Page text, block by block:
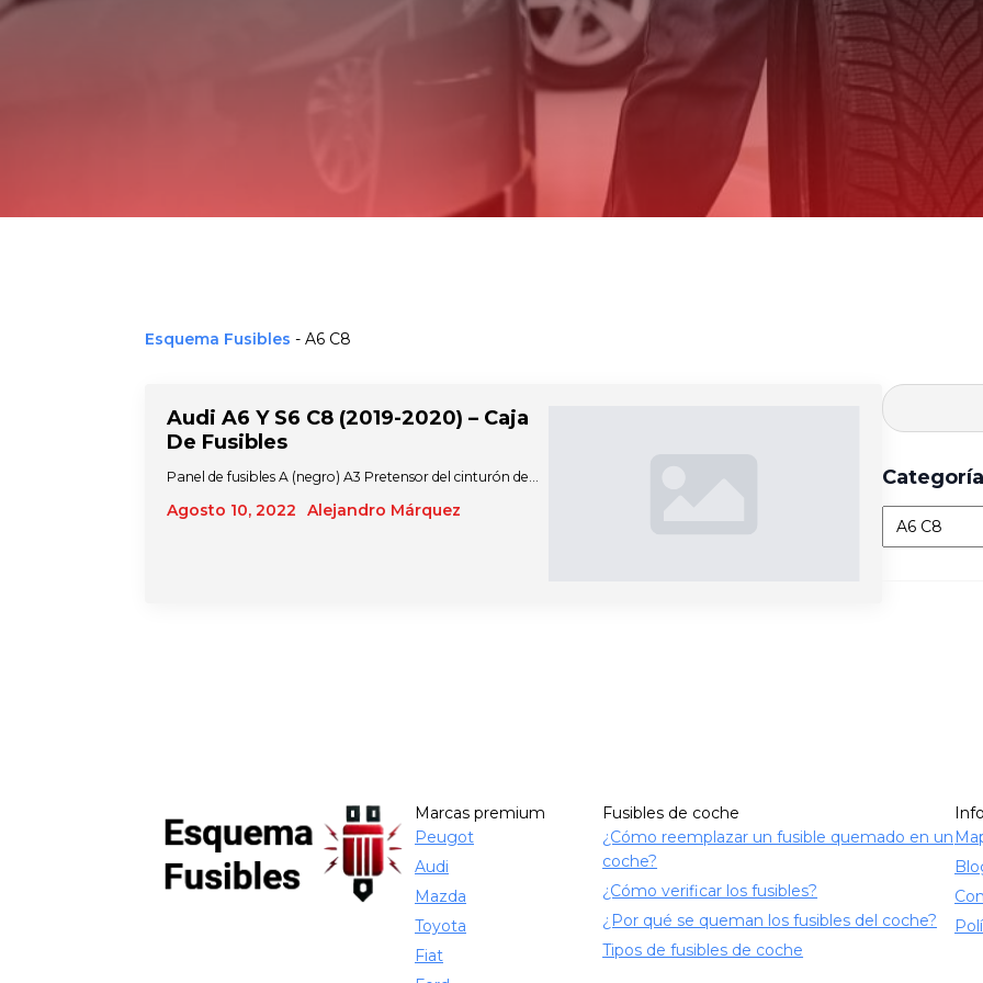
Esquema Fusibles - A6 C8
Audi A6 Y S6 C8 (2019-2020) – Caja
De Fusibles
Agosto 10, 2022 Alejandro Márquez
Panel de fusibles A (negro) A3 Pretensor del cinturón de…
Categorías
Marcas premium
Peugot
Audi
Mazda
Toyota
Fiat
Fusibles de coche
¿Cómo reemplazar un fusible quemado en un
coche?
¿Cómo verificar los fusibles?
¿Por qué se queman los fusibles del coche?
Tipos de fusibles de coche